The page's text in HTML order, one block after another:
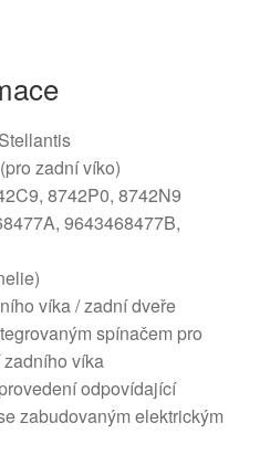
zadní víko)
8742P0, 8742N9
9643468477B,
víka / zadní dveře
spínačem pro
víka
odpovídající
zabudovaným elektrickým